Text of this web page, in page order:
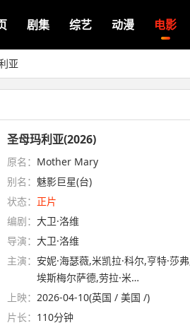
剧集 综艺 动漫 电影
亚
圣母玛利亚(2026)
原名： Mother Mary
别名： 魅影巨星(台)
状态： 正片
编剧： 大卫·洛维
导演： 大卫·洛维
主演： 安妮·海瑟薇,米凯拉·科尔,亨特·莎
埃斯梅尔萨德,劳拉·米…
上映： 2026-04-10(英国 / 美国 /)
片长： 110分钟